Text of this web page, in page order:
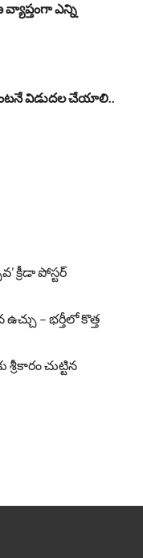
ఎన్ని
విడుదల చేయాలి..
క్రీడా పోస్టర్
ఉచ్చు – భర్తీలో కొత్త
శ్రీకారం చుట్టిన